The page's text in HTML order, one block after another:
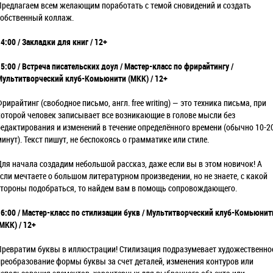
всем желающим поработать с темой сновидений и создать
коллаж.
/ Закладки для книг / 12+
/ Встреча писательских доул / Мастер-класс по фрирайтингу /
клуб-Комьюнити (МКК) / 12+
(свободное письмо, англ. free writing) — это техника письма, при
человек записывает все возникающие в голове мысли без
и изменений в течение определённого времени (обычно 10-
Текст пишут, не беспокоясь о грамматике или стиле.
начала создадим небольшой рассказ, даже если вы в этом новичок! А
мечтаете о большом литературном произведении, но не знаете, с какой
подобраться, то найдем вам в помощь сопровождающего.
/ Мастер-класс по стилизации букв / Мультитворческий клуб-
/ 12+
буквы в иллюстрации! Стилизация подразумевает
формы буквы за счет деталей, изменения контуров или